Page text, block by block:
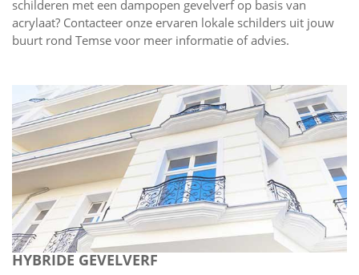
schilderen met een dampopen gevelverf op basis van
acrylaat? Contacteer onze ervaren lokale schilders uit jouw
buurt rond Temse voor meer informatie of advies.
HYBRIDE GEVELVERF